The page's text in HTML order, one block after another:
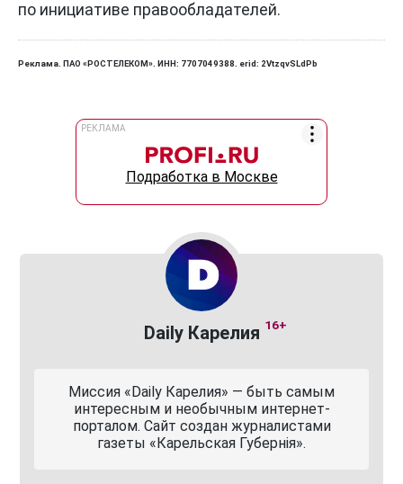
по инициативе правообладателей.
Реклама. ПАО «РОСТЕЛЕКОМ». ИНН: 7707049388. erid: 2VtzqvSLdPb
РЕКЛАМА
Подработка в Москве
Daily Карелия 16+
Миссия «Daily Карелия» — быть самым
интересным и необычным интернет-
порталом. Сайт создан журналистами
газеты «Карельская Губернiя».